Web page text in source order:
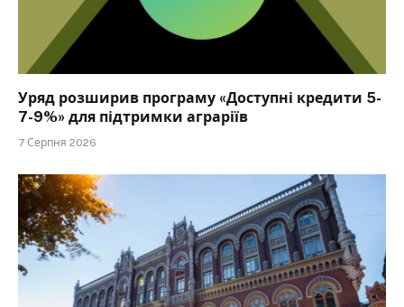
Уряд розширив програму «Доступні кредити 5-
7-9%» для підтримки аграріїв
7 Серпня 2026